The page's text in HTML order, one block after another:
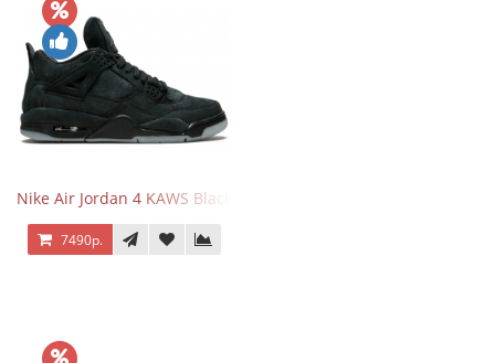
Nike Air Jordan 4 KAWS Black
7490р.